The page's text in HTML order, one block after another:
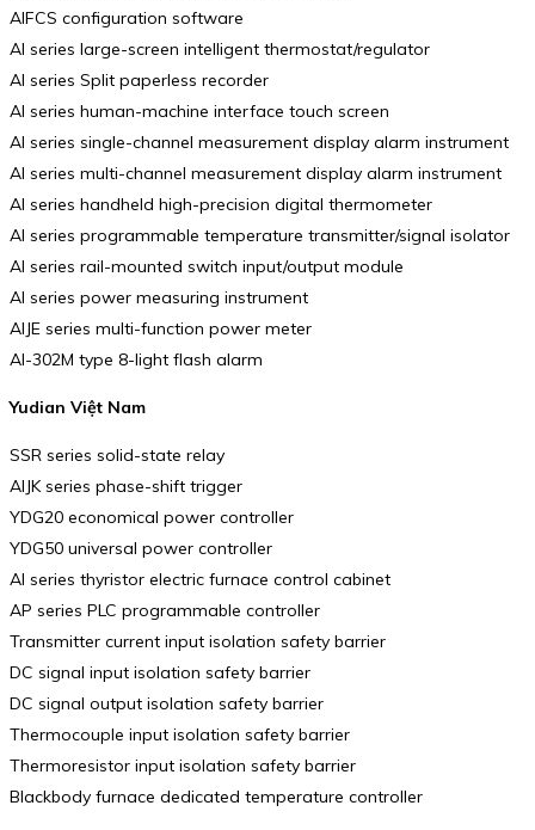
AIFCS configuration software
AI series large-screen intelligent thermostat/regulator
AI series Split paperless recorder
AI series human-machine interface touch screen
AI series single-channel measurement display alarm instrument
AI series multi-channel measurement display alarm instrument
AI series handheld high-precision digital thermometer
AI series programmable temperature transmitter/signal isolator
AI series rail-mounted switch input/output module
AI series power measuring instrument
AIJE series multi-function power meter
AI-302M type 8-light flash alarm
Yudian Việt Nam
SSR series solid-state relay
AIJK series phase-shift trigger
YDG20 economical power controller
YDG50 universal power controller
AI series thyristor electric furnace control cabinet
AP series PLC programmable controller
Transmitter current input isolation safety barrier
DC signal input isolation safety barrier
DC signal output isolation safety barrier
Thermocouple input isolation safety barrier
Thermoresistor input isolation safety barrier
Blackbody furnace dedicated temperature controller